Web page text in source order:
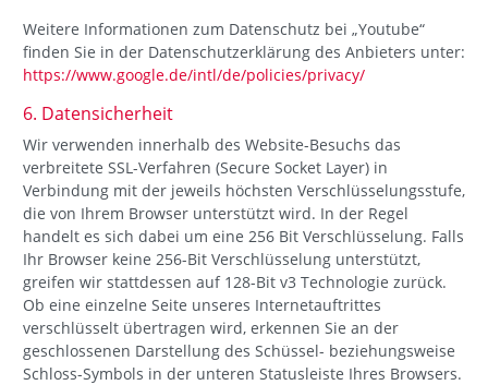
Weitere Informationen zum Datenschutz bei „Youtube“
finden Sie in der Datenschutzerklärung des Anbieters unter:
https://www.google.de/intl/de/policies/privacy/
6. Datensicherheit
Wir verwenden innerhalb des Website-Besuchs das
verbreitete SSL-Verfahren (Secure Socket Layer) in
Verbindung mit der jeweils höchsten Verschlüsselungsstufe,
die von Ihrem Browser unterstützt wird. In der Regel
handelt es sich dabei um eine 256 Bit Verschlüsselung. Falls
Ihr Browser keine 256-Bit Verschlüsselung unterstützt,
greifen wir stattdessen auf 128-Bit v3 Technologie zurück.
Ob eine einzelne Seite unseres Internetauftrittes
verschlüsselt übertragen wird, erkennen Sie an der
geschlossenen Darstellung des Schüssel- beziehungsweise
Schloss-Symbols in der unteren Statusleiste Ihres Browsers.